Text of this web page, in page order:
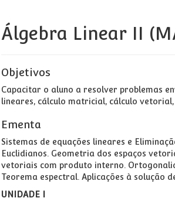
Álgebra Linear II
Objetivos
Capacitar o aluno a resolver problemas
lineares, cálculo matricial, cálculo
Ementa
Sistemas de equações lineares e
Euclidianos. Geometria dos espaços
vetoriais com produto interno.
Teorema espectral. Aplicações à solução
UNIDADE I